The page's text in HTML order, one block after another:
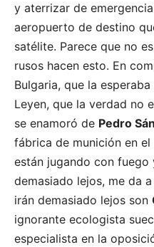
y aterrizar de
aeropuerto de destino
satélite. Parece que no
rusos hacen esto. En
Bulgaria, que la
Leyen, que la verdad no
se enamoró de Pedro
fábrica de munición en
están jugando con fuego
demasiado lejos, me da
irán demasiado lejos son
ignorante ecologista
especialista en la